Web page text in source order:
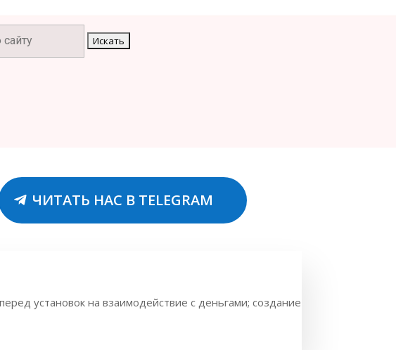
ЧИТАТЬ НАС В TELEGRAM
установок на взаимодействие с деньгами; создание